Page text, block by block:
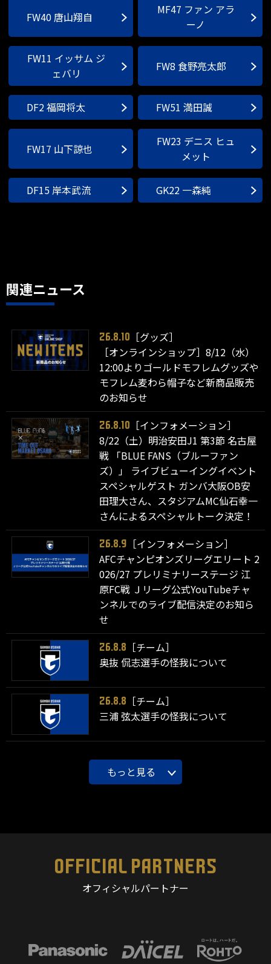
FW40 唐山翔自
MF47 ファン アラ
ーノ
FW11 イッサム ジ
ェバリ
FW8 食野亮太郎
DF2 福岡将太 FW51 満田誠
FW17 山下諒也
FW23 デニス ヒュ
メット
DF15 岸本武流 GK22 一森純
関連ニュース
26.8.10
［グッズ］
［オンラインショップ］8/12（水）
12:00よりゴールドモフレムグッズや
モフレム麦わら帽子など新商品販売
のお知らせ
26.8.10
［インフォメーション］
8/22（土）明治安田J1 第3節 名古屋
戦 「BLUE FANS（ブルーファン
ズ）」 ライブビューイングイベント
スペシャルゲスト ガンバ大阪OB安
田理大さん、スタジアムMC仙石幸一
さんによるスペシャルトーク決定！
26.8.9
［インフォメーション］
AFCチャンピオンズリーグエリート 2
026/27 プレリミナリーステージ 江
原FC戦 Ｊリーグ公式YouTubeチャ
ンネルでのライブ配信決定のお知ら
せ
26.8.8
［チーム］
奥抜 侃志選手の怪我について
26.8.8
［チーム］
三浦 弦太選手の怪我について
もっと見る
OFFICIAL PARTNERS
オフィシャルパートナー